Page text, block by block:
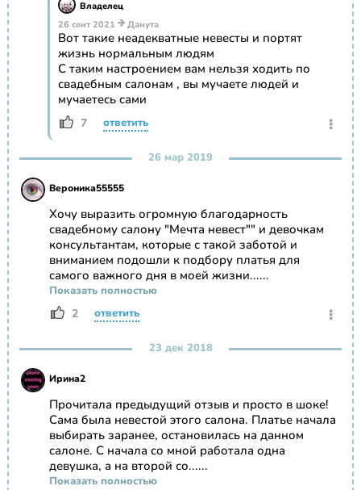
Владелец
26 сент 2021
Данута
Вот такие неадекватные невесты и портят
жизнь нормальным людям
С таким настроением вам нельзя ходить по
свадебным салонам , вы мучаете людей и
мучаетесь сами
7 ответить
26 мар 2019
Вероника55555
Хочу выразить огромную благодарность
свадебному салону "Мечта невест"" и девочкам
консультантам, которые с такой заботой и
вниманием подошли к подбору платья для
самого важного дня в моей жизни......
Показать полностью
2 ответить
23 дек 2018
Ирина2
Прочитала предыдущий отзыв и просто в шоке!
Сама была невестой этого салона. Платье начала
выбирать заранее, остановилась на данном
салоне. С начала со мной работала одна
девушка, а на второй со......
Показать полностью